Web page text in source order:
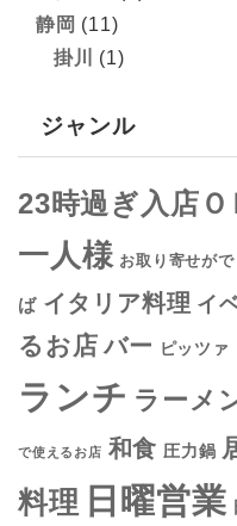
静岡 (11)
掛川
(1)
ジャンル
23時過ぎ入店Ｏ
一人様 お取り寄せが
ば イタリア料理 イ
るお店 バー ピッツァ
ランチ ラーメ
で使えるお店 和食 圧力鍋
料理 日曜営業